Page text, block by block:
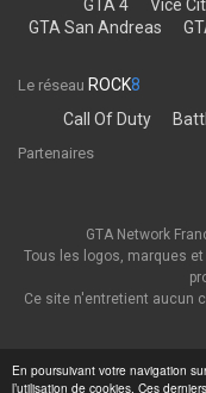
En poursuivant votre navigation
l’utilisation de cookies. Ces
GTA 4
Vice
GTA San Andreas
Le réseau ROCK8
Call Of Duty
Partenaires
GTA Network
Tous les logos, marques
Ce site n'entretient aucun
Thème